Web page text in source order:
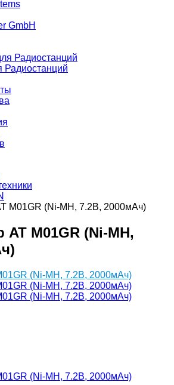
GmbH
Радиостанций
M01GR (Ni-MH, 7.2В, 2000мАч)
AT M01GR (Ni-MH,